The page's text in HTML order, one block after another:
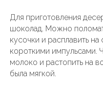
Для приготовления
шоколад. Можно
кусочки и расплавить
короткими импульсами.
молоко и растопить на
была мягкой.